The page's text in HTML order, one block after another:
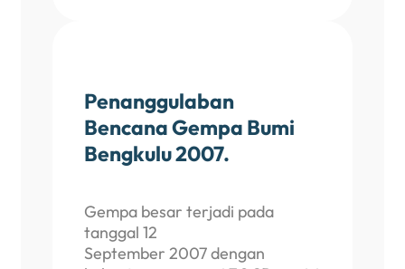
Penanggulaban
Bencana Gempa Bumi
Bengkulu 2007.
Gempa besar terjadi pada
tanggal 12
September 2007 dengan